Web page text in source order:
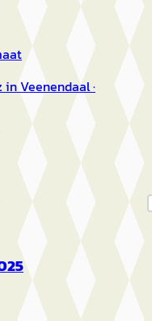
in Veenendaal·